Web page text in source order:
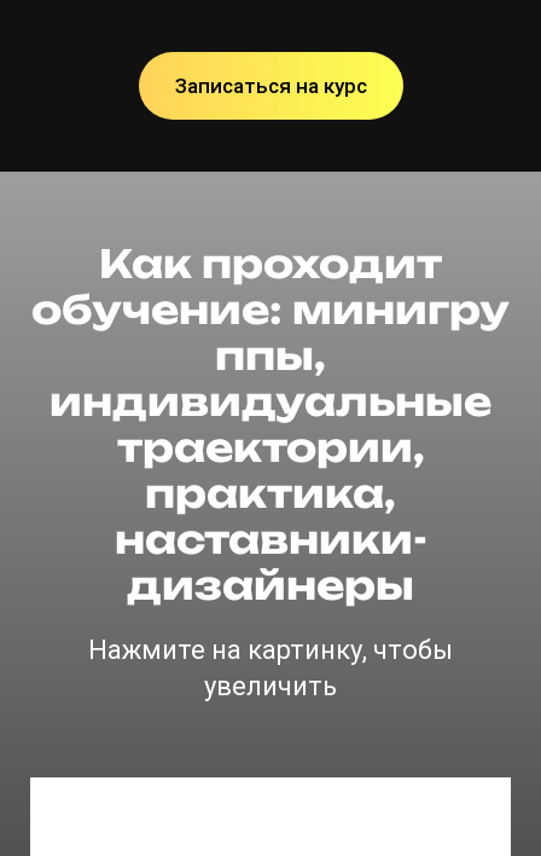
Записаться на курс
Как проходит
обучение: минигру
ппы,
индивидуальные
траектории,
практика,
наставники-
дизайнеры
Нажмите на картинку, чтобы
увеличить